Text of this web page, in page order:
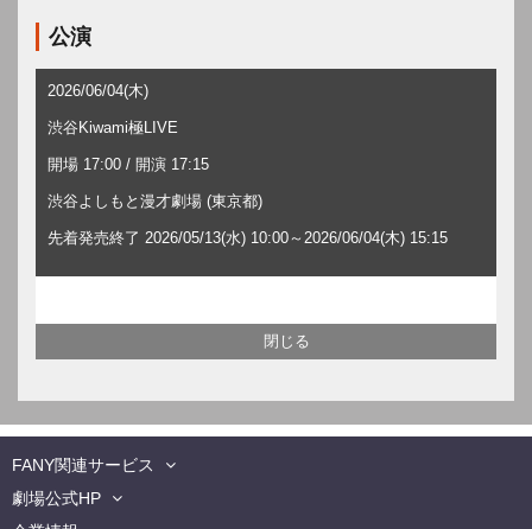
公演
2026/06/04(木)
渋谷Kiwami極LIVE
開場 17:00 / 開演 17:15
渋谷よしもと漫才劇場 (東京都)
先着発売終了 2026/05/13(水) 10:00～2026/06/04(木) 15:15
FANY関連サービス
劇場公式HP